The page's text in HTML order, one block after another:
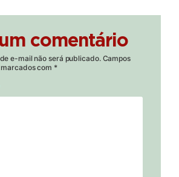
comentário
e-mail não será publicado. Campos
com *